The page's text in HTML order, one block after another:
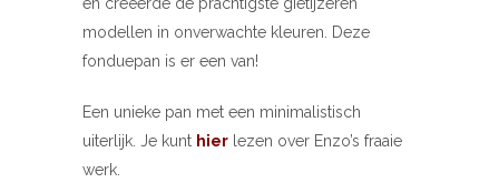
modellen in onverwachte kleuren. Deze
fonduepan is er een van!
Een unieke pan met een minimalistisch
uiterlijk. Je kunt hier lezen over Enzo’s fraaie
werk.